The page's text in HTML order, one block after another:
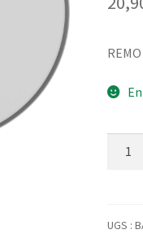
UGS :